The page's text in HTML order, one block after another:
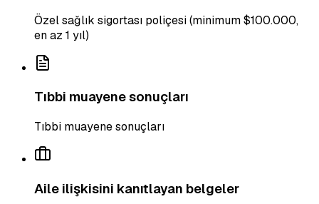
Özel sağlık sigortası poliçesi (minimum $100.000,
en az 1 yıl)
Tıbbi muayene sonuçları
Tıbbi muayene sonuçları
Aile ilişkisini kanıtlayan belgeler